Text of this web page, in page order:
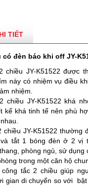
TIẾT
đèn báo khi off JY-
chiều JY-K51522 được
này có nhiệm vụ điều
nhiệm.
chiều JY-K51522 khá
kế khá tinh tế nên phù
chiều JY-K51522 thường
tắt 1 bóng đèn ở 2 vị
phòng ngủ, sử dụng
trong một căn hộ
tắc 2 chiều giúp
gian di chuyển so với